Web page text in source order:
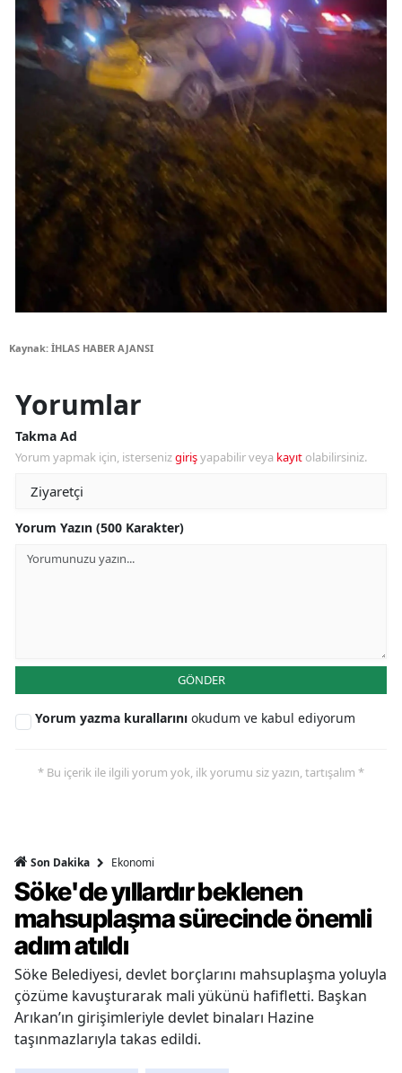
Kaynak: İHLAS HABER AJANSI
Yorumlar
Takma Ad
Yorum yapmak için, istersenizgirişyapabilir veya kayıt olabilirsiniz.
Yorum Yazın (500 Karakter)
GÖNDER
Yorum yazma kurallarını okudum ve kabul ediyorum
* Bu içerik ile ilgili yorum yok, ilk yorumu siz yazın, tartışalım *
Son Dakika Ekonomi
Söke'de yıllardır beklenen
mahsuplaşma sürecinde önemli
adım atıldı
Söke Belediyesi, devlet borçlarını mahsuplaşma yoluyla
çözüme kavuşturarak mali yükünü hafifletti. Başkan
Arıkan’ın girişimleriyle devlet binaları Hazine
taşınmazlarıyla takas edildi.